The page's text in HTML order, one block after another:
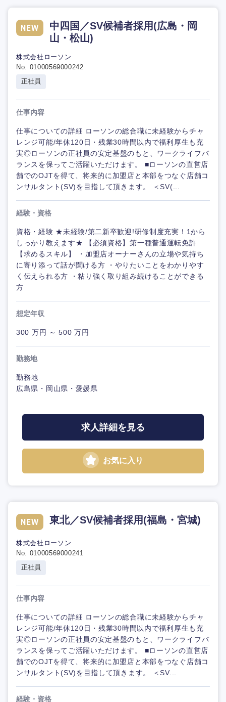
中四国／SV候補者採用(広島・岡
山・松山)
株式会社ローソン
No. 01000569000242
正社員
仕事内容
仕事についての詳細 ローソンの総合職に未経験からチャ
レンジ可能/年休120日・残業30時間以内で福利厚生も充
実◎ローソンの正社員の安定基盤のもと、ワークライフバ
ランスを保ってご活躍いただけます。 ■ローソンの直営店
舗でのOJTを得て、将来的に加盟店と本部をつなぐ店舗コ
ンサルタント(SV)を目指して頂きます。 ＜SV(...
経験・資格
資格・経験 ★未経験/第二新卒歓迎!研修制度充実！1から
しっかり教えます★ 【必須資格】第一種普通運転免許
【求めるスキル】 ・加盟店オーナーさんの立場や気持ち
に寄り添って話が聞ける方 ・やりたいことをわかりやす
く伝えられる方 ・粘り強く取り組み続けることができる
方
想定年収
300 万円 ～ 500 万円
勤務地
勤務地
広島県・岡山県・愛媛県
求人詳細を見る
お気に入り
東北／SV候補者採用(福島・宮城)
株式会社ローソン
No. 01000569000241
正社員
仕事内容
仕事についての詳細 ローソンの総合職に未経験からチャ
レンジ可能/年休120日・残業30時間以内で福利厚生も充
実◎ローソンの正社員の安定基盤のもと、ワークライフバ
ランスを保ってご活躍いただけます。 ■ローソンの直営店
舗でのOJTを得て、将来的に加盟店と本部をつなぐ店舗コ
ンサルタント(SV)を目指して頂きます。 ＜SV...
経験・資格